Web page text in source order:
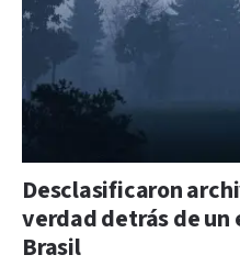
Desclasificaron
verdad detrás de un
Brasil